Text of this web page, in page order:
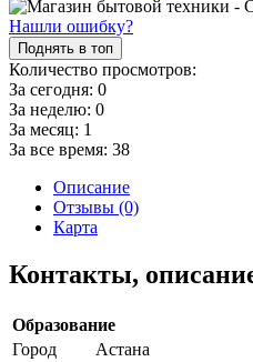
Нашли ошибку?
Поднять в топ
Количество просмотров:
За сегодня: 0
За неделю: 0
За месяц: 1
За все время: 38
Описание
Отзывы (0)
Карта
Контакты,
Образование
Город
Астана